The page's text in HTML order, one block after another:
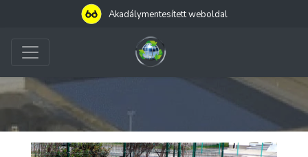
Akadálymentesített weboldal